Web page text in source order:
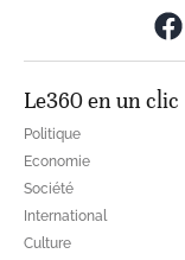
Le360 en un clic
Politique
Economie
Société
International
Culture